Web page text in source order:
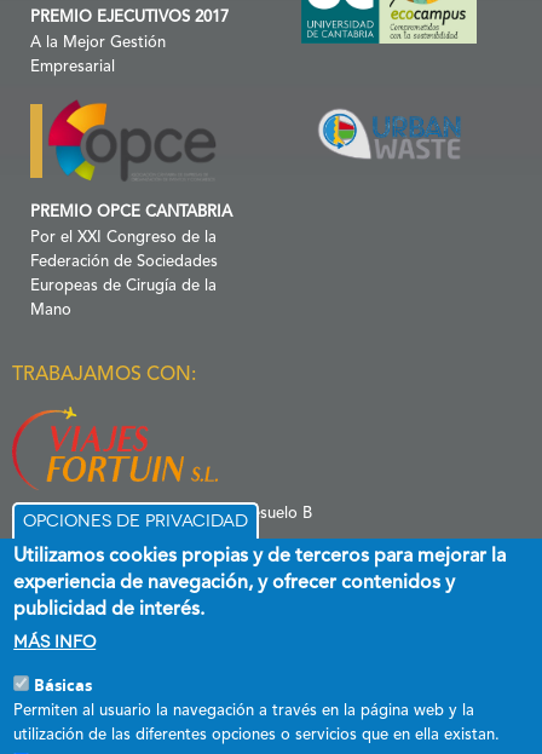
PREMIO EJECUTIVOS 2017
A la Mejor Gestión
Empresarial
PREMIO OPCE CANTABRIA
Por el XXI Congreso de la
Federación de Sociedades
Europeas de Cirugía de la
Mano
TRABAJAMOS CON:
C/ Menéndez Pelayo 6 Entresuelo B
Esta empresa ha recibido una subvención destinada a promover el
empleo estable y de calidad, cofinanciada al 60 % por el Fondo Social
Opciones de privacidad
Utilizamos cookies propias y de terceros para mejorar la
experiencia de navegación, y ofrecer contenidos y
publicidad de interés.
Más info
Básicas
Permiten al usuario la navegación a través en la página web y la
utilización de las diferentes opciones o servicios que en ella existan.